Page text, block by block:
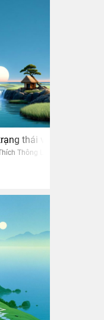
thái và kết quả
Thông Lạc